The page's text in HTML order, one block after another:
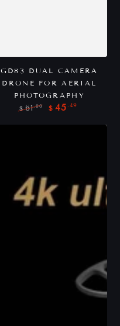
GD83 DUAL CAMERA
DRONE FOR AERIAL
PHOTOGRAPHY
$ 61.00 $ 45 .49